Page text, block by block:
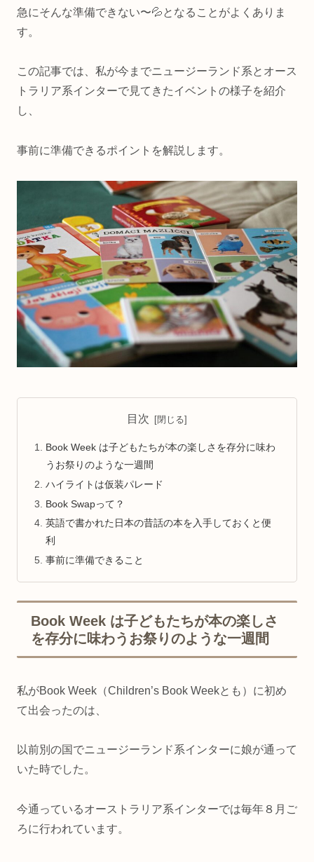
急にそんな準備できない〜💦となることがよくありま
す。
この記事では、私が今までニュージーランド系とオース
トラリア系インターで見てきたイベントの様子を紹介
し、
事前に準備できるポイントを解説します。
目次
Book Week は子どもたちが本の楽しさを存分に味わ
うお祭りのような一週間
ハイライトは仮装パレード
Book Swapって？
英語で書かれた日本の昔話の本を入手しておくと便
利
事前に準備できること
Book Week は子どもたちが本の楽しさ
を存分に味わうお祭りのような一週間
私がBook Week（Children’s Book Weekとも）に初め
て出会ったのは、
以前別の国でニュージーランド系インターに娘が通って
いた時でした。
今通っているオーストラリア系インターでは毎年８月ご
ろに行われています。